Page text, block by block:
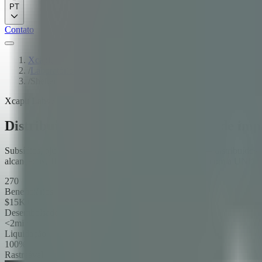
PT
Contato
Xcapit
Xcapit Labs / Shelter
Distribuição programável de ativos de
Subsídios, ajuda humanitária, benefícios corporativos — distribuídos
alcançados, 100% de completion no piloto. Implantado com a
270
Beneficiários
$15K+
Desembolsado
<2min
Liquidação
100%
Rastreável